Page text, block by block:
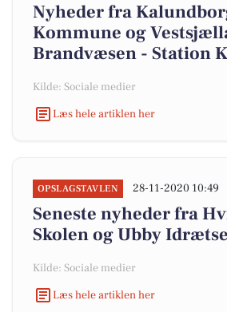
Nyheder fra
Kommune og
Brandvæsen - Station
Kilde: Sociale medier
Læs hele artiklen her
OPSLAGSTAVLEN 28-11-2020 10:49
Seneste nyheder fra
Skolen og Ubby
Kilde: Sociale medier
Læs hele artiklen her